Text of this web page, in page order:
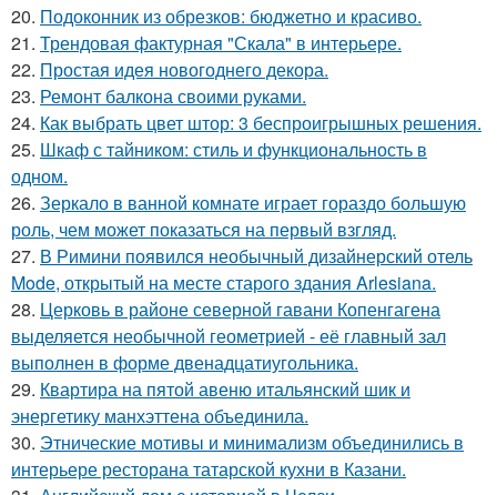
20. Подоконник из обрезков: бюджетно и красиво.
21. Трендовая фактурная "Скала" в интерьере.
22. Простая идея новогоднего декора.
23. Ремонт балкона своими руками.
24. Как выбрать цвет штор: 3 беспроигрышных решения.
25. Шкаф с тайником: стиль и функциональность в
одном.
26. Зеркало в ванной комнате играет гораздо большую
роль, чем может показаться на первый взгляд.
27. В Римини появился необычный дизайнерский отель
Mode, открытый на месте старого здания Arlesiana.
28. Церковь в районе северной гавани Копенгагена
выделяется необычной геометрией - её главный зал
выполнен в форме двенадцатиугольника.
29. Квартира на пятой авеню итальянский шик и
энергетику манхэттена объединила.
30. Этнические мотивы и минимализм объединились в
интерьере ресторана татарской кухни в Казани.